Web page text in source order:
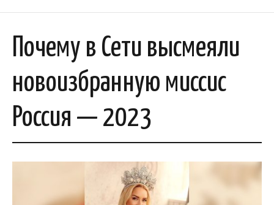
Почему в Сети высмеяли
новоизбранную миссис
Россия — 2023